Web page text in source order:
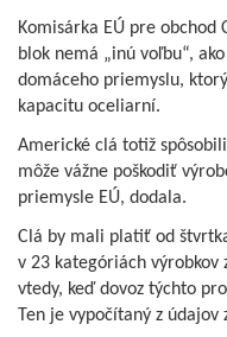
Komisárka EÚ pre
blok nemá „inú voľbu“,
domáceho priemyslu,
kapacitu oceliarní.
Americké clá totiž
môže vážne poškodiť
priemysle EÚ, dodala.
Clá by mali platiť od
v 23 kategóriách výrobkov
vtedy, keď dovoz týchto
Ten je vypočítaný z